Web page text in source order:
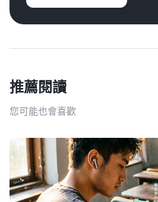
推薦閱讀
您可能也會喜歡